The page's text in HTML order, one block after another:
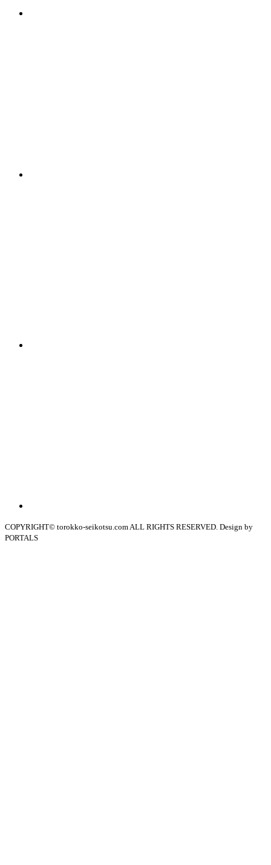
COPYRIGHT© torokko-seikotsu.com ALL RIGHTS RESERVED. Design by
PORTALS